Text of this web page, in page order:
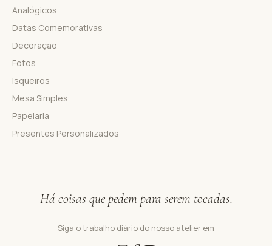
Analógicos
Datas Comemorativas
Decoração
Fotos
Isqueiros
Mesa Simples
Papelaria
Presentes Personalizados
Há coisas que pedem para serem tocadas.
Siga o trabalho diário do nosso atelier em